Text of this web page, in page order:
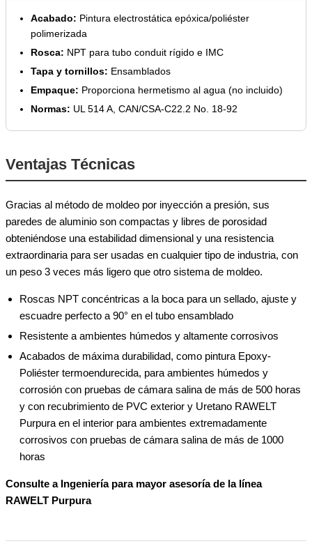
Acabado: Pintura electrostática epóxica/poliéster
polimerizada
Rosca: NPT para tubo conduit rígido e IMC
Tapa y tornillos: Ensamblados
Empaque: Proporciona hermetismo al agua (no incluido)
Normas: UL 514 A, CAN/CSA-C22.2 No. 18-92
Ventajas Técnicas
Gracias al método de moldeo por inyección a presión, sus
paredes de aluminio son compactas y libres de porosidad
obteniéndose una estabilidad dimensional y una resistencia
extraordinaria para ser usadas en cualquier tipo de industria, con
un peso 3 veces más ligero que otro sistema de moldeo.
Roscas NPT concéntricas a la boca para un sellado, ajuste y
escuadre perfecto a 90° en el tubo ensamblado
Resistente a ambientes húmedos y altamente corrosivos
Acabados de máxima durabilidad, como pintura Epoxy-
Poliéster termoendurecida, para ambientes húmedos y
corrosión con pruebas de cámara salina de más de 500 horas
y con recubrimiento de PVC exterior y Uretano RAWELT
Purpura en el interior para ambientes extremadamente
corrosivos con pruebas de cámara salina de más de 1000
horas
Consulte a Ingeniería para mayor asesoría de la línea
RAWELT Purpura